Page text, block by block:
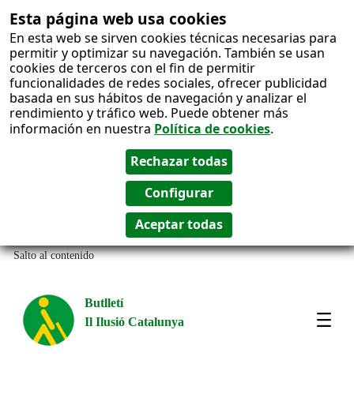
Esta página web usa cookies
En esta web se sirven cookies técnicas necesarias para
permitir y optimizar su navegación. También se usan
cookies de terceros con el fin de permitir
funcionalidades de redes sociales, ofrecer publicidad
basada en sus hábitos de navegación y analizar el
rendimiento y tráfico web. Puede obtener más
información en nuestra Política de cookies.
Salto al contenido
Butlletí
Il Ilusió Catalunya